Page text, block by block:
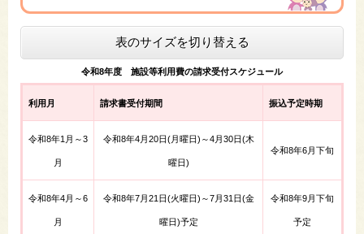
表のサイズを切り替える
令和8年度 施設等利用費の請求受付スケジュール
利用月 請求書受付期間 振込予定時期
令和8年1月～3
月
令和8年4月20日(月曜日​)～4月30日(木
曜日)
令和8年6月下旬
令和8年4月～6
月
令和8年7月21日(火曜日​)～7月31日(金
曜日)予定
令和8年9月下旬
予定